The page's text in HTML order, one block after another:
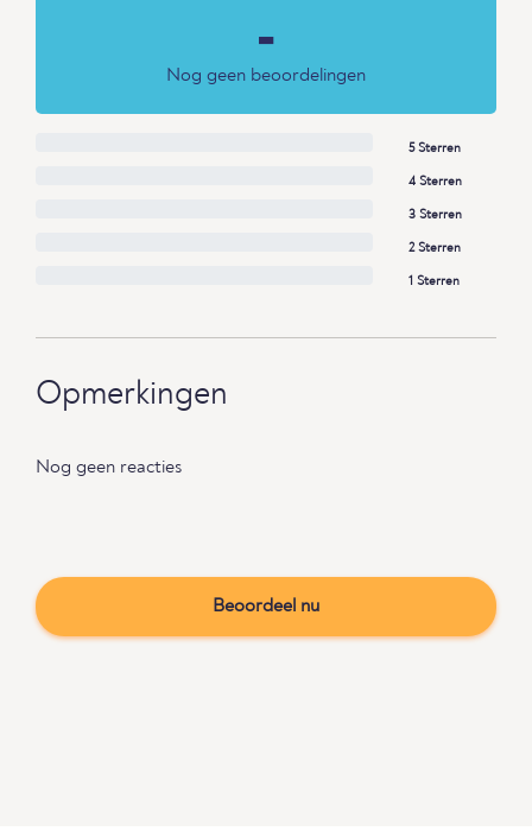
-
Nog geen beoordelingen
5 Sterren
4 Sterren
3 Sterren
2 Sterren
1 Sterren
Opmerkingen
Nog geen reacties
Beoordeel nu